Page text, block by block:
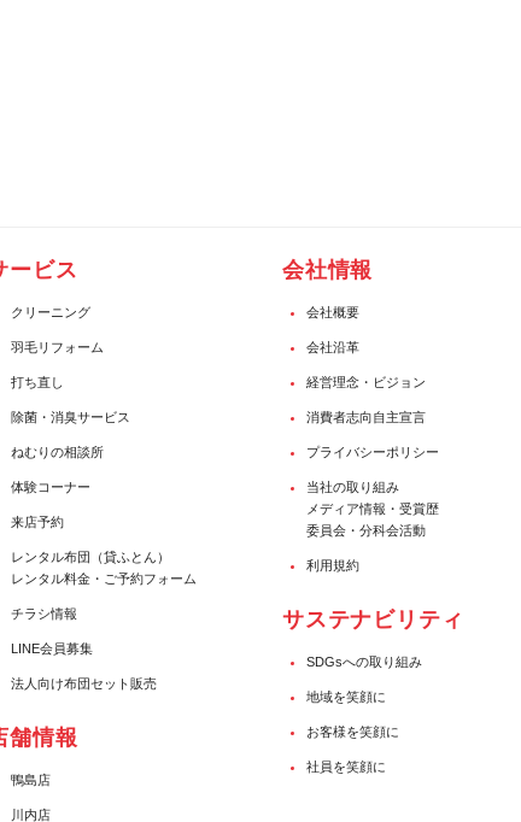
ービス
クリーニング
羽毛リフォーム
打ち直し
除菌・消臭サービス
ねむりの相談所
体験コーナー
来店予約
レンタル布団（貸ふとん）
レンタル料金・ご予約フォーム
チラシ情報
LINE会員募集
法人向け布団セット販売
舗情報
鴨島店
川内店
会社情報
会社概要
会社沿革
経営理念・ビジョン
消費者志向自主宣言
プライバシーポリシー
当社の取り組み
メディア情報・受賞歴
委員会・分科会活動
利用規約
サステナビリティ
SDGsへの取り組み
地域を笑顔に
お客様を笑顔に
社員を笑顔に